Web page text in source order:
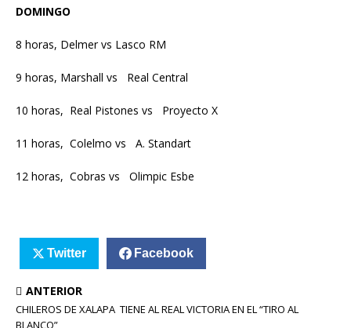
DOMINGO
8 horas, Delmer vs Lasco RM
9 horas, Marshall vs Real Central
10 horas, Real Pistones vs Proyecto X
11 horas, Colelmo vs A. Standart
12 horas, Cobras vs Olimpic Esbe
Twitter Facebook
ANTERIOR
CHILEROS DE XALAPA TIENE AL REAL VICTORIA EN EL “TIRO AL
BLANCO”